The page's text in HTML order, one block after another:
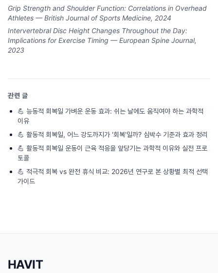
Grip Strength and Shoulder Function: Correlations in Overhead
Athletes — British Journal of Sports Medicine, 2024
Intervertebral Disc Height Changes Throughout the Day:
Implications for Exercise Timing — European Spine Journal,
2023
관련 글
💪 능동적 회복일 가벼운 운동 효과: 쉬는 날에도 움직여야 하는 과학적
이유
💪 활동적 회복일, 어느 강도까지가 '회복'일까? 심박수 기준과 효과 정리
💪 활동적 회복일 운동이 근육 적응을 앞당기는 과학적 이유와 실전 프로
토콜
💪 적극적 회복 vs 완전 휴식 비교: 2026년 연구로 본 상황별 최적 선택
가이드
HAVIT